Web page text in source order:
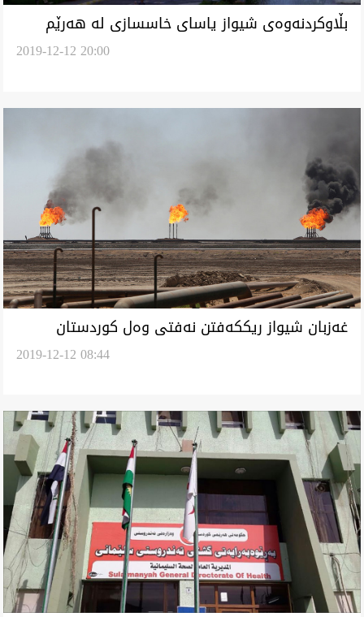
بڵاوكردنه‌وه‌ى شيواز ياساى خاسسازى له‌ هه‌رێم
2019-12-12 20:00
غه‌زبان شيواز ريككه‌فتن نه‌فتى وه‌ل كوردستان
2019-12-12 08:44